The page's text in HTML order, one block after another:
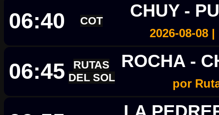
06:40 COT
CHUY -
2026-08-08
06:45
RUTAS
DEL SOL
ROCHA -
por